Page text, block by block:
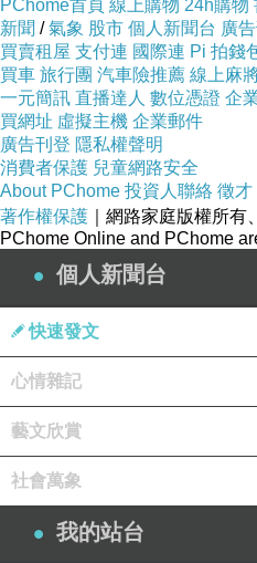
PChome首頁 線上購物 24h購物
新聞 /氣象 股市 個人新聞台 廣
買賣租屋 支付連 國際連 Pi 拍錢
買車 旅行團 汽車險推薦 線上麻
一元簡訊 直播達人 數位憑證 企
買網址 虛擬主機 企業郵件
廣告刊登 隱私權聲明
消費者保護 兒童網路安全
About PChome 投資人聯絡 徵才
著作權保護 ｜網路家庭版權所有
PChome Online and PChome
個人新聞台
快速發文
心情雜記
藝文欣賞
社會萬象
我的站台